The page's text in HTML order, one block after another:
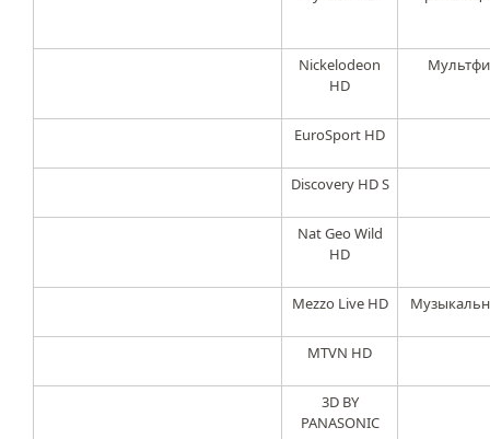
Nickelodeon
HD
EuroSport HD
Discovery HD S
Nat Geo Wild
HD
Mezzo Live HD
MTVN HD
3D BY
PANASONIC